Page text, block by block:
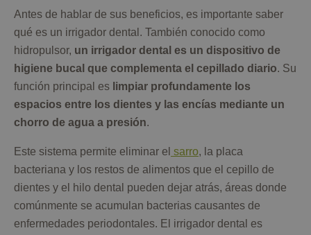
Antes de hablar de sus beneficios, es importante saber
qué es un irrigador dental. También conocido como
hidropulsor, un irrigador dental es un dispositivo de
higiene bucal que complementa el cepillado diario. Su
función principal es limpiar profundamente los
espacios entre los dientes y las encías mediante un
chorro de agua a presión.
Este sistema permite eliminar el sarro, la placa
bacteriana y los restos de alimentos que el cepillo de
dientes y el hilo dental pueden dejar atrás, áreas donde
comúnmente se acumulan bacterias causantes de
enfermedades periodontales. El irrigador dental es